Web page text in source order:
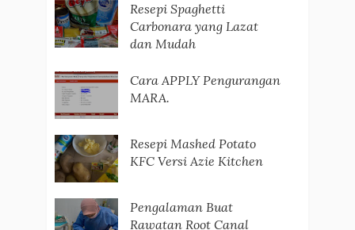
Resepi Spaghetti
Carbonara yang Lazat
dan Mudah
Cara APPLY Pengurangan
MARA.
Resepi Mashed Potato
KFC Versi Azie Kitchen
Pengalaman Buat
Rawatan Root Canal